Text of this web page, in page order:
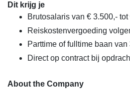
Dit krijg je
Brutosalaris van € 3.500,-
Reiskostenvergoeding
Parttime of fulltime baan
Direct op contract bij
About the Company